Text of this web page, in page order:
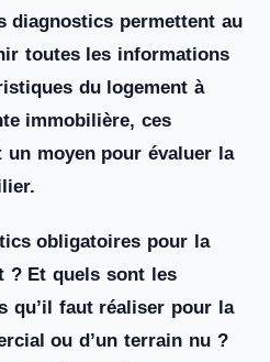
diagnostics permettent au
toutes les informations
du logement à
immobilière, ces
moyen pour évaluer la
obligatoires pour la
? Et quels sont les
qu’il faut réaliser pour la
ou d’un terrain nu ?